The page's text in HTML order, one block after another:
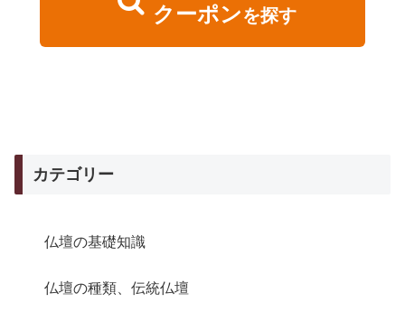
クーポンを探す
カテゴリー
仏壇の基礎知識
仏壇の種類、伝統仏壇